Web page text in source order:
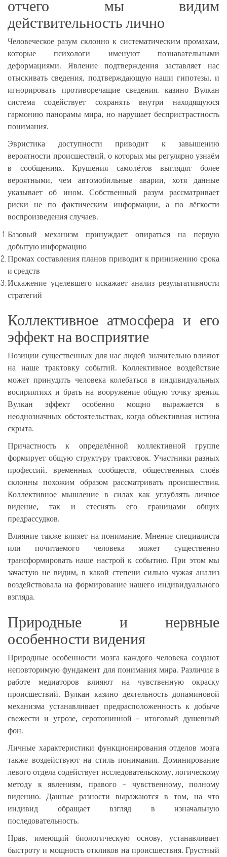
отчего мы видим
действительность лично
Человеческое разум склонно к систематическим промахам,
которые психологи именуют познавательными
деформациями. Явление подтверждения заставляет нас
отыскивать сведения, подтверждающую наши гипотезы, и
игнорировать противоречащие сведения. казино Вулкан
система содействует сохранять внутри находящуюся
гармонию панорамы мира, но нарушает беспристрастность
понимания.
Эвристика доступности приводит к завышению
вероятности происшествий, о которых мы регулярно узнаём
в сообщениях. Крушения самолётов выглядят более
вероятными, чем автомобильные аварии, хотя данные
указывает об ином. Собственный разум рассматривает
риски не по фактическим информации, а по лёгкости
воспроизведения случаев.
Базовый механизм принуждает опираться на первую
добытую информацию
Промах составления планов приводит к принижению срока
и средств
Искажение уцелевшего искажает анализ результативности
стратегий
Коллективное атмосфера и его
эффект на восприятие
Позиции существенных для нас людей значительно влияют
на наше трактовку событий. Коллективное воздействие
может принудить человека колебаться в индивидуальных
восприятиях и брать на вооружение общую точку зрения.
Вулкан эффект особенно мощно выражается в
неоднозначных обстоятельствах, когда объективная истина
скрыта.
Причастность к определённой коллективной группе
формирует общую структуру трактовок. Участники разных
профессий, временных сообществ, общественных слоёв
склонны похожим образом рассматривать происшествия.
Коллективное мышление в силах как углублять личное
видение, так и стеснять его границами общих
предрассудков.
Влияние также влияет на понимание. Мнение специалиста
или почитаемого человека может существенно
трансформировать наше настрой к событию. При этом мы
зачастую не видим, в какой степени сильно чужая анализ
воздействовала на формирование нашего индивидуального
взгляда.
Природные и нервные
особенности видения
Природные особенности мозга каждого человека создают
неповторимую фундамент для понимания мира. Различия в
работе медиаторов влияют на чувственную окраску
происшествий. Вулкан казино деятельность допаминовой
механизма устанавливает предрасположенность к добыче
свежести и угрозе, серотонинной – итоговый душевный
фон.
Личные характеристики функционирования отделов мозга
также воздействуют на стиль понимания. Доминирование
левого отдела содействует исследовательскому, логическому
методу к явлениям, правого – чувственному, полному
видению. Данные разности выражаются в том, на что
индивид обращает взгляд в изначальную
последовательность.
Нрав, имеющий биологическую основу, устанавливает
быстроту и мощность откликов на происшествия. Грустный